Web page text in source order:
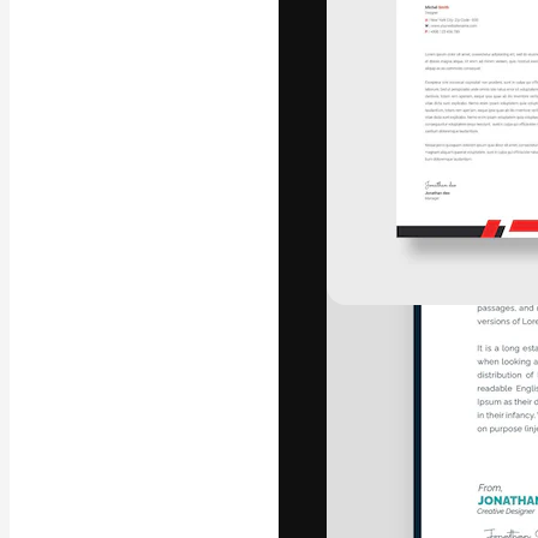
La
creativi,
Italiano
Copyright © 2010-